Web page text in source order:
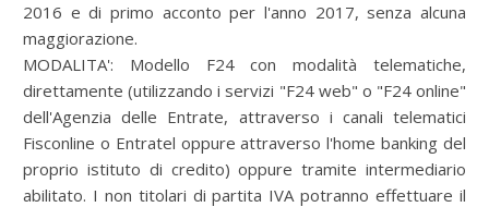
2016 e di primo acconto per l'anno 2017, senza alcuna
maggiorazione.
MODALITA': Modello F24 con modalità telematiche,
direttamente (utilizzando i servizi "F24 web" o "F24 online"
dell'Agenzia delle Entrate, attraverso i canali telematici
Fisconline o Entratel oppure attraverso l'home banking del
proprio istituto di credito) oppure tramite intermediario
abilitato. I non titolari di partita IVA potranno effettuare il